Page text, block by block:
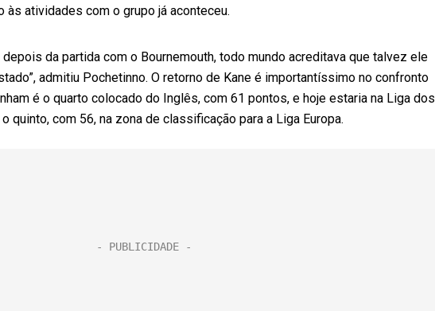
às atividades com o grupo já aconteceu.
da partida com o Bournemouth, todo mundo acreditava que talvez ele
admitiu Pochetinno. O retorno de Kane é importantíssimo no confronto
é o quarto colocado do Inglês, com 61 pontos, e hoje estaria na Liga dos
quinto, com 56, na zona de classificação para a Liga Europa.